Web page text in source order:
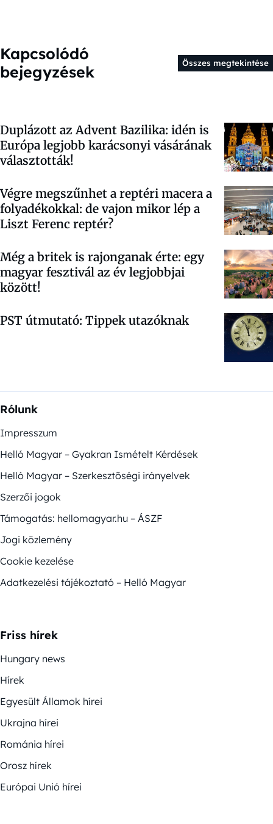
Kapcsolódó
bejegyzések
Összes megtekintése
Duplázott az Advent Bazilika: idén is
Európa legjobb karácsonyi vásárának
választották!
Végre megszűnhet a reptéri macera a
folyadékokkal: de vajon mikor lép a
Liszt Ferenc reptér?
Még a britek is rajonganak érte: egy
magyar fesztivál az év legjobbjai
között!
PST útmutató: Tippek utazóknak
Rólunk
Impresszum
Helló Magyar – Gyakran Ismételt Kérdések
Helló Magyar – Szerkesztőségi irányelvek
Szerzői jogok
Támogatás: hellomagyar.hu – ÁSZF
Jogi közlemény
Cookie kezelése
Adatkezelési tájékoztató – Helló Magyar
Friss hírek
Hungary news
Hírek
Egyesült Államok hírei
Ukrajna hírei
Románia hírei
Orosz hírek
Európai Unió hírei